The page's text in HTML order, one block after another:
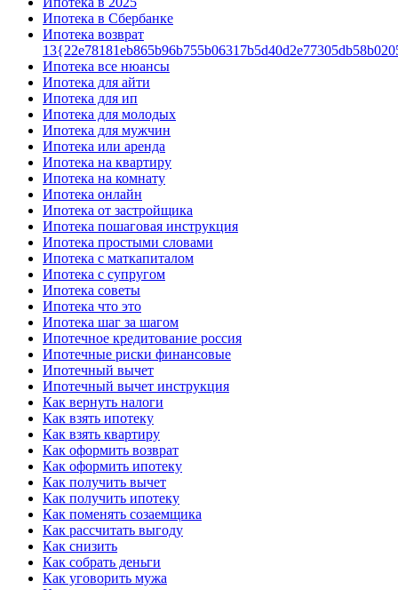
Ипотека в Сбербанке
Ипотека возврат
Ипотека все нюансы
Ипотека для айти
Ипотека для ип
Ипотека для молодых
Ипотека для мужчин
Ипотека или аренда
Ипотека на квартиру
Ипотека на комнату
Ипотека онлайн
Ипотека от застройщика
Ипотека пошаговая инструкция
Ипотека простыми словами
Ипотека с маткапиталом
Ипотека с супругом
Ипотека советы
Ипотека что это
Ипотека шаг за шагом
Ипотечное кредитование россия
Ипотечные риски финансовые
Ипотечный вычет
Ипотечный вычет инструкция
Как вернуть налоги
Как взять ипотеку
Как взять квартиру
Как оформить возврат
Как оформить ипотеку
Как получить вычет
Как получить ипотеку
Как поменять созаемщика
Как рассчитать выгоду
Как снизить
Как собрать деньги
Как уговорить мужа